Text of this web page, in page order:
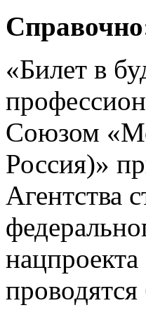
Справочно
«Билет в
Союзом
Россия)»
Агентства
проводятся